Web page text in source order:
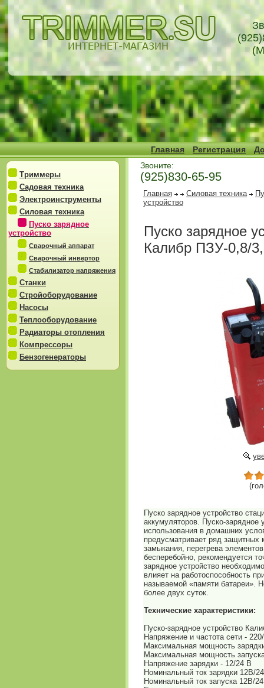
Главная Регистрация
Триммеры
Садовая техника
Электроинструменты
Силовая техника
Пуско зарядное
устройство
Сварочный аппарат
Сварочный инвертор
Стабилизатор напряжения
Станки
Стройоборудование
Насосы
Теплооборудование
Радиаторы отопления
Компрессоры
Бензогенераторы
Звоните:
(925)830-65-95
Главная Силовая техника
устройство
Пуско зарядное
Калибр ПЗУ-0,8/
Пуско зарядное устройство
аккумуляторов. Пуско-зарядное
использования в домашних
предусматривает ряд защитных
замыкания, перегрева
бесперебойно, рекомендуется
зарядное устройство
влияет на работоспособность
называемой «памяти батареи».
более двух суток.
Технические характеристики:
Пуско-зарядное устройство
Напряжение и частота сети -
Максимальная мощность
Максимальная мощность
Напряжение зарядки - 12/24 В
Номинальный ток зарядки 12В/
Номинальный ток запуска 12В/